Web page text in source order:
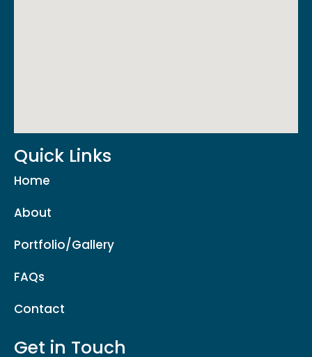
Quick Links
Home
About
Portfolio/Gallery
FAQs
Contact
Get in Touch